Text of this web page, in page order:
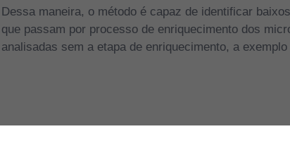
Dessa maneira, o método é capaz de identificar
que passam por processo de enriquecimento dos
analisadas sem a etapa de enriquecimento, a